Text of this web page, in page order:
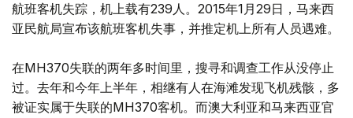
航班客机失踪，机上载有239人。2015年1月29日，马来西
亚民航局宣布该航班客机失事，并推定机上所有人员遇难。
在MH370失联的两年多时间里，搜寻和调查工作从没停止
过。去年和今年上半年，相继有人在海滩发现飞机残骸，多
被证实属于失联的MH370客机。而澳大利亚和马来西亚官